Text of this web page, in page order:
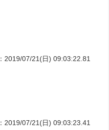
：2019/07/21(日) 09:03:22.81
：2019/07/21(日) 09:03:23.41